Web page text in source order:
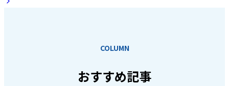
COLUMN
おすすめ記事